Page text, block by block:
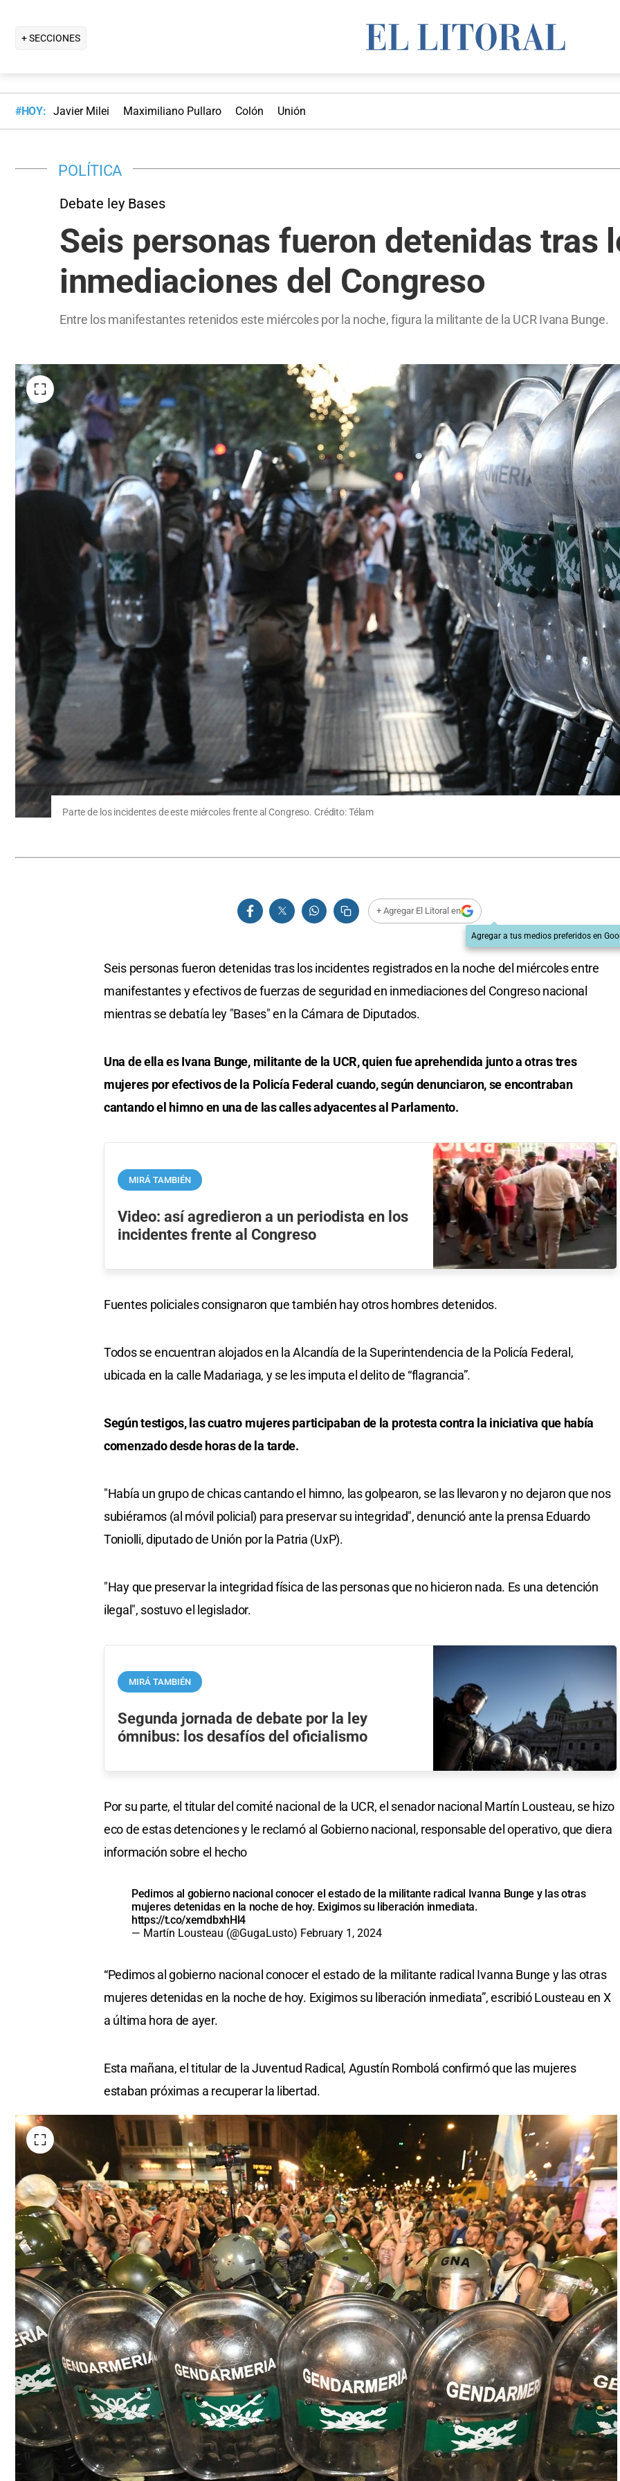
+ SECCIONES
#HOY: Javier Milei Maximiliano Pullaro Colón Unión
POLÍTICA
Debate ley Bases
Seis personas fueron detenidas tras
inmediaciones del Congreso
Entre los manifestantes retenidos este miércoles por la noche, figura la militante de la UCR Ivana Bunge.
Parte de los incidentes de este miércoles frente al Congreso. Crédito: Télam
+ Agregar El Litoral en
Agregar a tus medios preferidos en
Seis personas fueron detenidas tras los incidentes registrados en la noche del miércoles entre
manifestantes y efectivos de fuerzas de seguridad en inmediaciones del Congreso nacional
mientras se debatía ley "Bases" en la Cámara de Diputados.
Una de ella es Ivana Bunge, militante de la UCR, quien fue aprehendida junto a otras tres
mujeres por efectivos de la Policía Federal cuando, según denunciaron, se encontraban
cantando el himno en una de las calles adyacentes al Parlamento.
MIRÁ TAMBIÉN
Video: así agredieron a un periodista en los
incidentes frente al Congreso
Fuentes policiales consignaron que también hay otros hombres detenidos.
Todos se encuentran alojados en la Alcandía de la Superintendencia de la Policía Federal,
ubicada en la calle Madariaga, y se les imputa el delito de “flagrancia”.
Según testigos, las cuatro mujeres participaban de la protesta contra la iniciativa que había
comenzado desde horas de la tarde.
"Había un grupo de chicas cantando el himno, las golpearon, se las llevaron y no dejaron que nos
subiéramos (al móvil policial) para preservar su integridad", denunció ante la prensa Eduardo
Toniolli, diputado de Unión por la Patria (UxP).
"Hay que preservar la integridad física de las personas que no hicieron nada. Es una detención
ilegal", sostuvo el legislador.
MIRÁ TAMBIÉN
Segunda jornada de debate por la ley
ómnibus: los desafíos del oficialismo
Por su parte, el titular del comité nacional de la UCR, el senador nacional Martín Lousteau, se hizo
eco de estas detenciones y le reclamó al Gobierno nacional, responsable del operativo, que diera
información sobre el hecho
Pedimos al gobierno nacional conocer el estado de la militante radical Ivanna Bunge y las otras
mujeres detenidas en la noche de hoy. Exigimos su liberación inmediata.
https://t.co/xemdbxhHl4
— Martín Lousteau (@GugaLusto) February 1, 2024
“Pedimos al gobierno nacional conocer el estado de la militante radical Ivanna Bunge y las otras
mujeres detenidas en la noche de hoy. Exigimos su liberación inmediata”, escribió Lousteau en X
a última hora de ayer.
Esta mañana, el titular de la Juventud Radical, Agustín Rombolá confirmó que las mujeres
estaban próximas a recuperar la libertad.